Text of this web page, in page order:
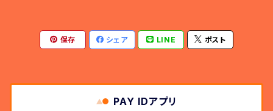
保存 シェア LINE ポスト
PAY IDアプリ